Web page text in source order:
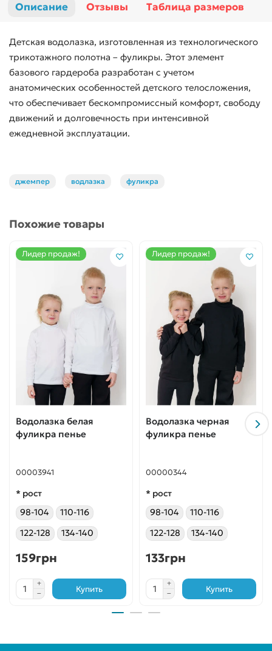
Описание Отзывы Таблица размеров
Детская водолазка, изготовленная из технологического
трикотажного полотна – фуликры. Этот элемент
базового гардероба разработан с учетом
анатомических особенностей детского телосложения,
что обеспечивает бескомпромиссный комфорт, свободу
движений и долговечность при интенсивной
ежедневной эксплуатации.
джемпер водлазка фуликра
Похожие товары
Лидер продаж!
Водолазка белая
фуликра пенье
00003941
* рост
98-104
110-116
122-128
134-140
159грн
Купить
Лидер продаж!
Водолазка черная
фуликра пенье
00000344
* рост
98-104
110-116
122-128
134-140
133грн
Купить